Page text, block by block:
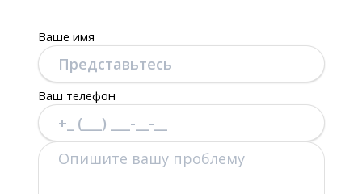
Ваше имя
Ваш телефон